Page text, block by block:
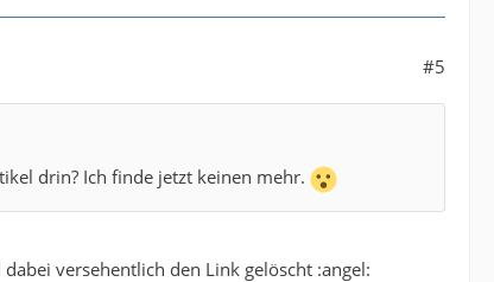
#5
drin? Ich finde jetzt keinen mehr.
versehentlich den Link gelöscht :angel: